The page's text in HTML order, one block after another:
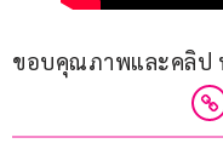
ขอบคุณภาพและคลิป